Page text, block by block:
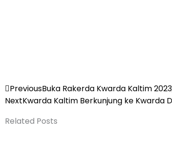
Prev
PreviousBuka Rakerda Kwarda Kaltim
NextKwarda Kaltim Berkunjung ke Kwarda
Related Posts